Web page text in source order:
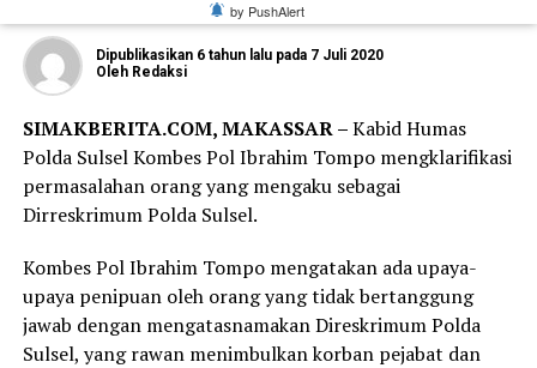
Dipublikasikan 6 tahun lalu pada 7 Juli 2020
Oleh Redaksi
SIMAKBERITA.COM, MAKASSAR –Kabid Humas
Polda Sulsel Kombes Pol Ibrahim Tompo mengklarifikasi
permasalahan orang yang mengaku sebagai
Dirreskrimum Polda Sulsel.
Kombes Pol Ibrahim Tompo mengatakan ada upaya-
upaya penipuan oleh orang yang tidak bertanggung
jawab dengan mengatasnamakan Direskrimum Polda
Sulsel, yang rawan menimbulkan korban pejabat dan
by PushAlert